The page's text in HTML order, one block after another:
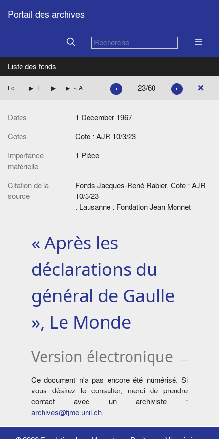
Portail des archives
Liste des fonds
Fonds Jacques-René Rabier Etudes, articles de presse par pays Grande-Bretagne
« Après les déclarations du général de Gaulle », Le Monde 23/60
Dates
1 December 1967
Cotes
Cote : AJR 10/3/23
Importance
matérielle
1 Pièce
Citation de la
source
Fonds Jacques-René Rabier, Cote : AJR
10/3/23
. Lausanne : Fondation Jean Monnet
« Après les
déclarations du
général de Gaulle
», Le Monde
Version électronique
Ce document n'a pas encore été numérisé. Si
vous désirez le consulter, merci de prendre
contact avec un archiviste :
archives@fjme.unil.ch.